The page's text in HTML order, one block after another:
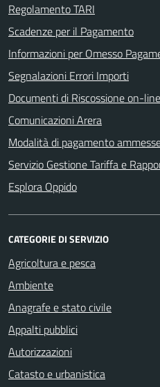
Regolamento TARI
Scadenze per il Pagamento
Informazioni per Omesso
Segnalazioni Errori Importi
Documenti di Riscossione on-line
Comunicazioni Arera
Modalità di pagamento
Servizio Gestione Tariffa e
Esplora Oppido
CATEGORIE DI SERVIZIO
Agricoltura e pesca
Ambiente
Anagrafe e stato civile
Appalti pubblici
Autorizzazioni
Catasto e urbanistica